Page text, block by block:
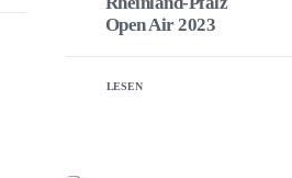
Open Air 2023
LESEN